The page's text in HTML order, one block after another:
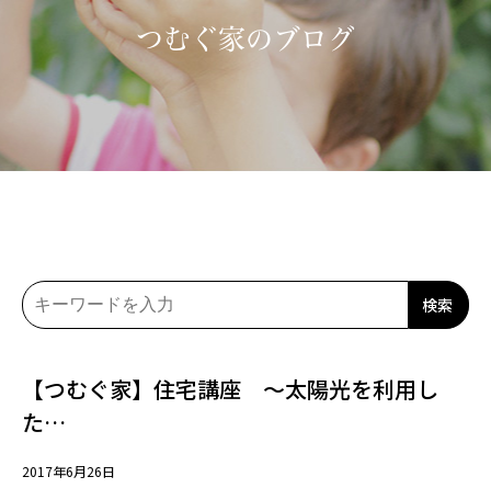
つむぐ家のブログ
検索
【つむぐ家】住宅講座 ～太陽光を利用し
た…
2017年6月26日